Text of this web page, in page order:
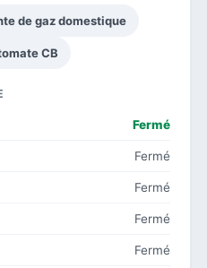
de gaz domestique
CB
Fermé
Fermé
Fermé
Fermé
Fermé